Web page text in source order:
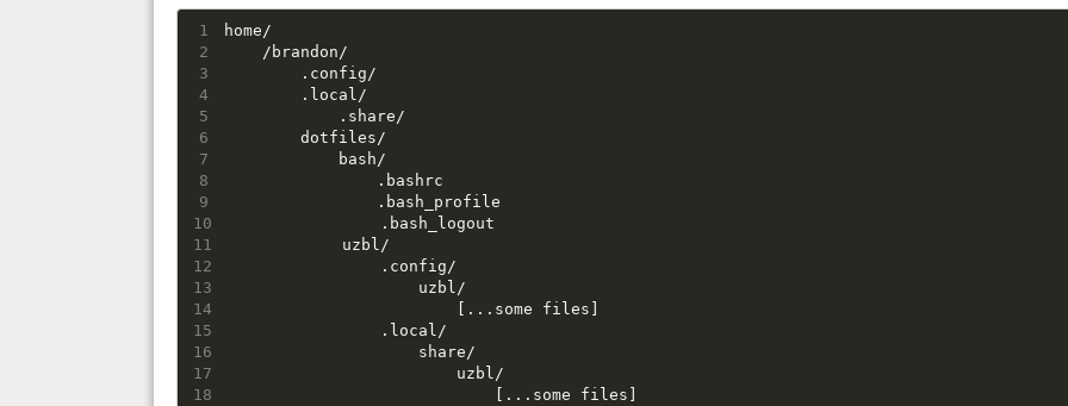
home/
    /brandon/
        .config/
        .local/
            .share/
        dotfiles/
            bash/
                .bashrc
                .bash_profile
                .bash_logout
            uzbl/
                .config/
                    uzbl/
                        [...some files]
                .local/
                    share/
                        uzbl/
                            [...some files]